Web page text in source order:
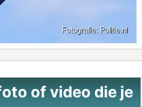
of video die je